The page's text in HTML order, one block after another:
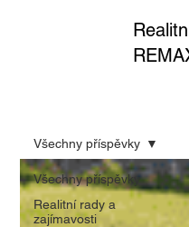
Všechny příspěvky
Realitní rady a
zajímavosti
Všechny příspěvky